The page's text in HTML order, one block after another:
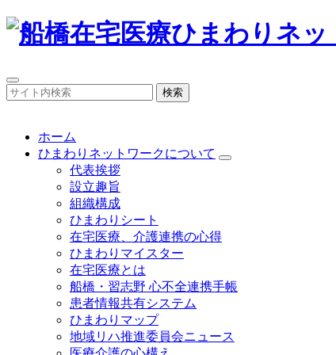
検索
ホーム
ひまわりネットワークについて
代表挨拶
設立趣旨
組織構成
ひまわりシート
在宅医療、介護連携の心得
ひまわりマイスター
在宅医療とは
船橋・習志野 心不全連携手帳
患者情報共有システム
ひまわりマップ
地域リハ推進委員会ニュース